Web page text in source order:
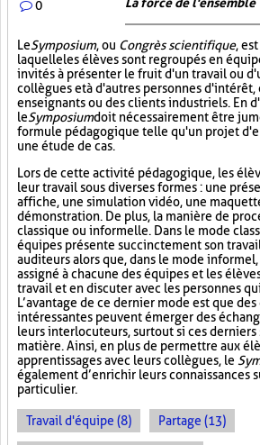
0
LeSymposium, ou Congrès scientifique,
laquelle les élèves sont regroupés en
invités à présenter le fruit d'un travail ou
collègues et à d'autres personnes d'intérêt,
enseignants ou des clients industriels. En
leSymposiumdoit nécessairement être
formule pédagogique telle qu'un projet
une étude de cas.
Lors de cette activité pédagogique, les
leur travail sous diverses formes : une
affiche, une simulation vidéo, une
démonstration. De plus, la manière de
classique ou informelle. Dans le mode
équipes présente succinctement son
auditeurs alors que, dans le mode
assigné à chacune des équipes et les
travail et en discuter avec les personnes
L’avantage de ce dernier mode est que
intéressantes peuvent émerger des
leurs interlocuteurs, surtout si ces derniers
matière. Ainsi, en plus de permettre aux
apprentissages avec leurs collègues, le
également d’enrichir leurs connaissances
particulier.
Travail d'équipe (8) Partage (13)